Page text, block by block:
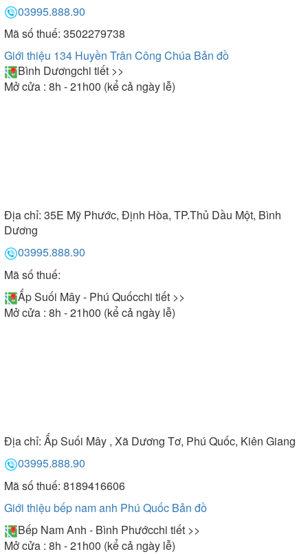
03995.888.90
Mã số thuế: 3502279738
Giới thiệu 134 Huyền Trân Công Chúa Bản đồ
Bình Dươngchi tiết >>
Mở cửa : 8h - 21h00 (kể cả ngày lễ)
Địa chỉ: 35E Mỹ Phước, Định Hòa, TP.Thủ Dầu Một, Bình
Dương
03995.888.90
Mã số thuế:
Ấp Suối Mây - Phú Quốcchi tiết >>
Mở cửa : 8h - 21h00 (kể cả ngày lễ)
Địa chỉ: Ấp Suối Mây , Xã Dương Tơ, Phú Quốc, Kiên Giang
03995.888.90
Mã số thuế: 8189416606
Giới thiệu bếp nam anh Phú Quốc Bản đồ
Bếp Nam Anh - Bình Phướcchi tiết >>
Mở cửa : 8h - 21h00 (kể cả ngày lễ)